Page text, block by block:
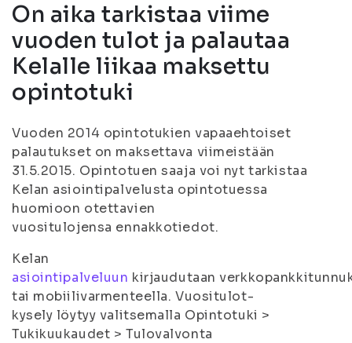
On aika tarkistaa viime
vuoden tulot ja palautaa
Kelalle liikaa maksettu
opintotuki
Vuoden 2014 opintotukien vapaaehtoiset
palautukset on maksettava viimeistään
31.5.2015. Opintotuen saaja voi nyt tarkistaa
Kelan asiointipalvelusta opintotuessa
huomioon otettavien
vuositulojensa ennakkotiedot.
Kelan
asiointipalveluun kirjaudutaan
tai mobiilivarmenteella. Vuositulot-
kysely löytyy valitsemalla Opintotuki >
Tukikuukaudet > Tulovalvonta